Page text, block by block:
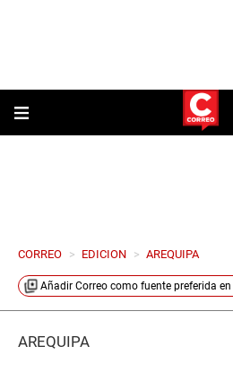
CORREO > EDICION > AREQUIPA
Añadir Correo como fuente preferida en
AREQUIPA